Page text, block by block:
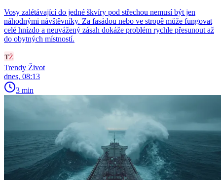
Vosy zalétávající do jedné škvíry pod střechou nemusí být jen
náhodnými návštěvníky. Za fasádou nebo ve stropě může fungovat
celé hnízdo a neuvážený zásah dokáže problém rychle přesunout až
do obytných místností.
Trendy Život
dnes, 08:13
3 min